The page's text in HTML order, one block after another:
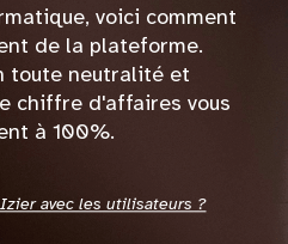
voici comment
de la plateforme.
toute neutralité et
chiffre d'affaires vous
à 100%.
avec les utilisateurs ?